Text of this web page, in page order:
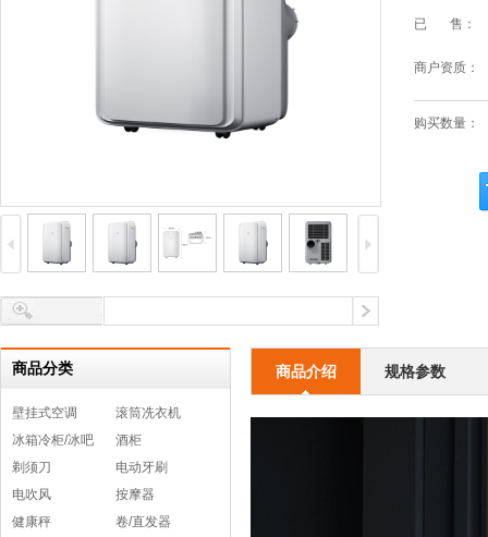
已 售：
商户资质：
购买数量：
商品分类
壁挂式空调
滚筒冼衣机
冰箱冷柜/冰吧
酒柜
剃须刀
电动牙刷
电吹风
按摩器
健康秤
卷/直发器
商品介绍 规格参数